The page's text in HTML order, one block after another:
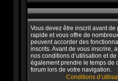
Vous devez être inscrit avant de
rapide et vous offre de
peuvent accorder des
inscrits. Avant de vous inscrire,
nos conditions d’utilisation et
également prendre le temps de
forum lors de votre navigation.
Conditions